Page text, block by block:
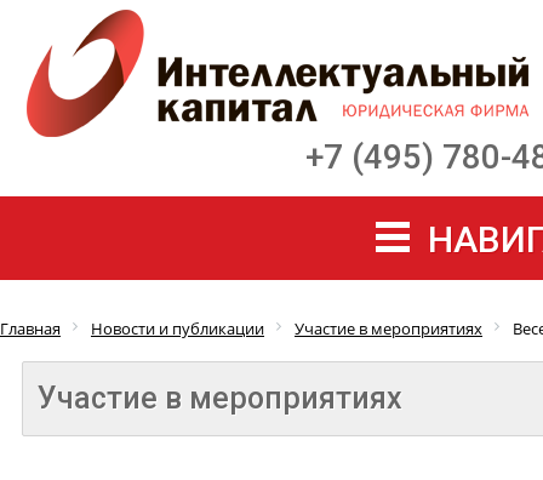
+7 (495) 780-
Главная Новости и публикации Участие в мероприятиях
Участие в мероприятиях